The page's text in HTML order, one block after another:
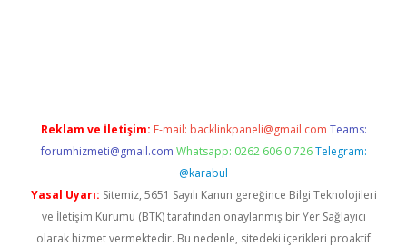
Reklam ve İletişim: E-mail: backlinkpaneli@gmail.com Teams:
forumhizmeti@gmail.com Whatsapp: 0262 606 0 726 Telegram:
@karabul
Yasal Uyarı: Sitemiz, 5651 Sayılı Kanun gereğince Bilgi Teknolojileri
ve İletişim Kurumu (BTK) tarafından onaylanmış bir Yer Sağlayıcı
olarak hizmet vermektedir. Bu nedenle, sitedeki içerikleri proaktif